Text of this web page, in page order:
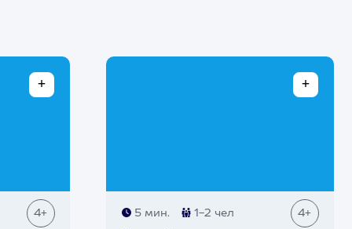
4+ 5 мин. 1-2 чел 4+